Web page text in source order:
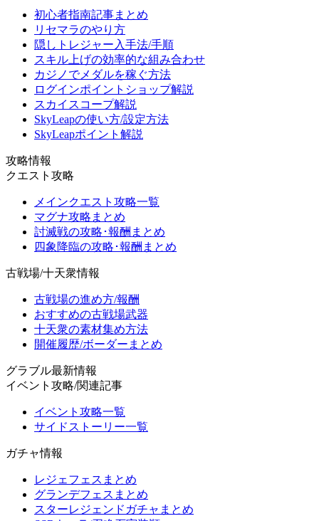
初心者指南記事まとめ
リセマラのやり方
隠しトレジャー入手法/手順
スキル上げの効率的な組み合わせ
カジノでメダルを稼ぐ方法
ログインポイントショップ解説
スカイスコープ解説
SkyLeapの使い方/設定方法
SkyLeapポイント解説
攻略情報
クエスト攻略
メインクエスト攻略一覧
マグナ攻略まとめ
討滅戦の攻略･報酬まとめ
四象降臨の攻略･報酬まとめ
古戦場/十天衆情報
古戦場の進め方/報酬
おすすめの古戦場武器
十天衆の素材集め方法
開催履歴/ボーダーまとめ
グラブル最新情報
イベント攻略/関連記事
イベント攻略一覧
サイドストーリー一覧
ガチャ情報
レジェフェスまとめ
グランデフェスまとめ
スターレジェンドガチャまとめ